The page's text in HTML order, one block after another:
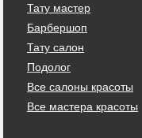
Тату мастер
Барбершоп
Тату салон
Подолог
Все салоны красоты
Все мастера красоты